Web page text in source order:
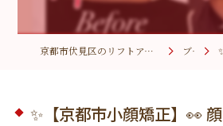
京都市伏見区のリフトアップなら小顔矯正サロン オプティハウス ブログ
✨【京都市小顔矯正】👀